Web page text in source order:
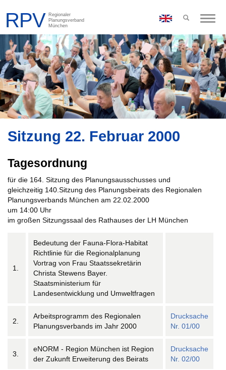
Toggle
Sitzung 22. Februar 2000
Tagesordnung
für die 164. Sitzung des Planungsausschusses und
gleichzeitig 140.Sitzung des Planungsbeirats des Regionalen
Planungsverbands München am 22.02.2000
um 14:00 Uhr
im großen Sitzungssaal des Rathauses der LH München
1.
Bedeutung der Fauna-Flora-Habitat
Richtlinie für die Regionalplanung
Vortrag von Frau Staatssekretärin
Christa Stewens Bayer.
Staatsministerium für
Landesentwicklung und Umweltfragen
2.
Arbeitsprogramm des Regionalen
Planungsverbands im Jahr 2000
Drucksache
Nr. 01/00
3.
eNORM - Region München ist Region
der Zukunft Erweiterung des Beirats
Drucksache
Nr. 02/00